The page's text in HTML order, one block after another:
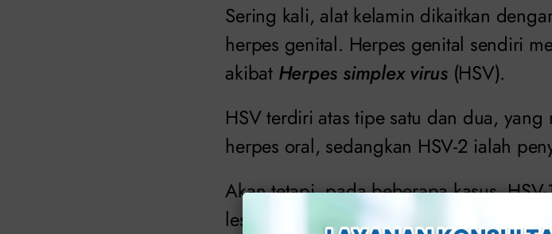
Sering kali, alat kelamin dikaitkan
herpes genital. Herpes genital sendiri
akibat Herpes simplex virus(HSV).
HSV terdiri atas tipe satu dan dua,
herpes oral, sedangkan HSV-2 ialah
Akan tetapi, pada beberapa kasus,
lesi merah tanpa atau dengan rasa geli